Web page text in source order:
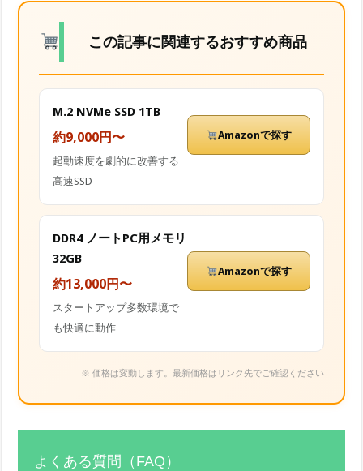
この記事に関連するおすすめ商品
M.2 NVMe SSD 1TB
約9,000円〜
起動速度を劇的に改善する
高速SSD
Amazonで探す
DDR4 ノートPC用メモリ
32GB
約13,000円〜
スタートアップ多数環境で
も快適に動作
Amazonで探す
※ 価格は変動します。最新価格はリンク先でご確認ください
よくある質問（FAQ）